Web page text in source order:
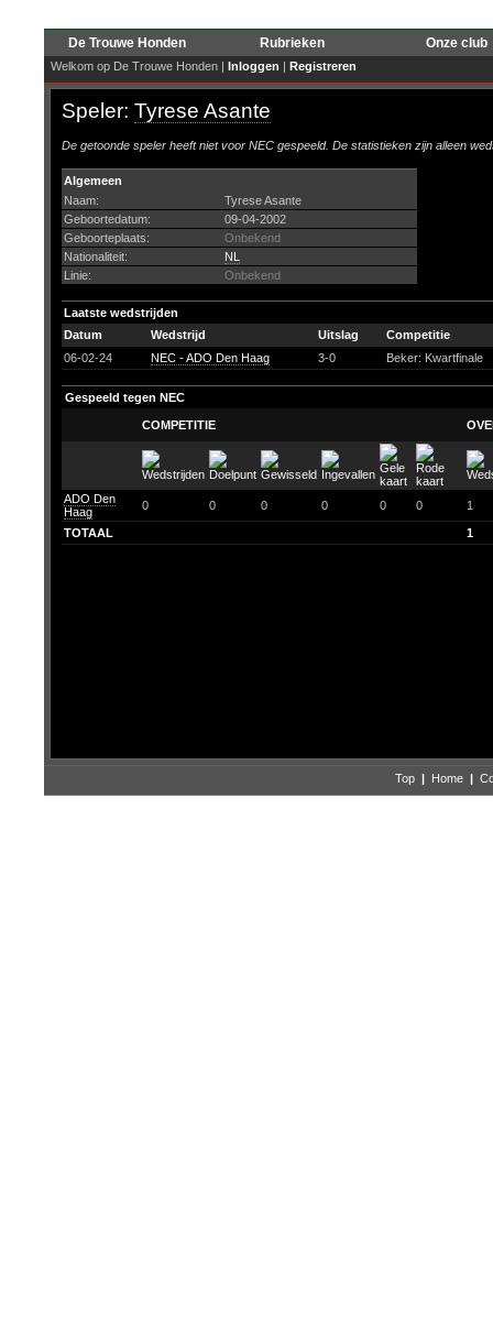
De Trouwe Honden Rubrieken Onze club
Welkom op De Trouwe Honden | Inloggen | Registreren
Speler: Tyrese Asante
De getoonde speler heeft niet voor NEC gespeeld. De statistieken zijn alleen
Algemeen
Naam:
Tyrese Asante
Geboortedatum:
09-04-2002
Geboorteplaats:
Onbekend
Nationaliteit:
NL
Linie:
Onbekend
Laatste wedstrijden
Datum
Wedstrijd Uitslag
Competitie
06-02-24
NEC - ADO Den Haag 3-0 Beker: Kwartfinale
Gespeeld tegen NEC
COMPETITIE
ADO Den
Haag
0 0 0 0 0 0 1
TOTAAL 1
Top | Home |